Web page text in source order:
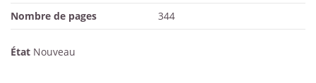
Nombre de pages
344
État Nouveau